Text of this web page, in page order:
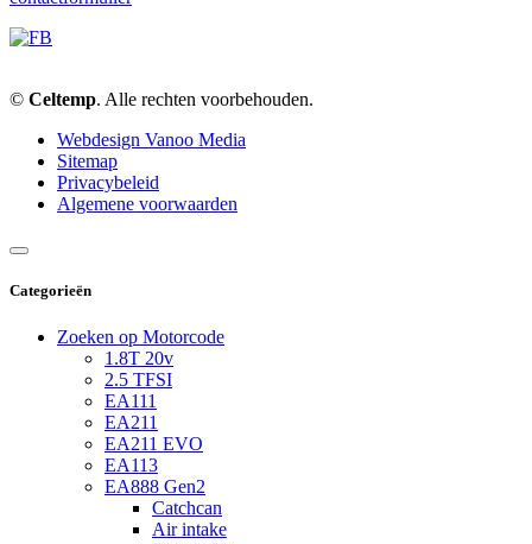
© Celtemp. Alle rechten voorbehouden.
Webdesign Vanoo Media
Sitemap
Privacybeleid
Algemene voorwaarden
Categorieën
Zoeken op Motorcode
1.8T 20v
2.5 TFSI
EA111
EA211
EA211 EVO
EA113
EA888 Gen2
Catchcan
Air intake